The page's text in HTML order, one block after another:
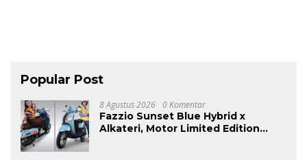
Popular Post
8 Agustus 2026 0 Komentar
Fazzio Sunset Blue Hybrid x
Alkateri, Motor Limited Edition